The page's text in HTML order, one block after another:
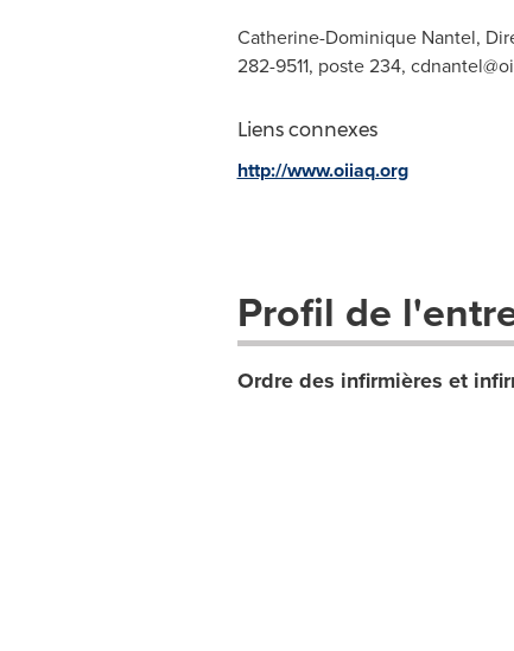
Catherine-Dominique Nantel,
282-9511, poste 234,
Liens connexes
http://www.oiiaq.org
Profil de
Ordre des infirmières et